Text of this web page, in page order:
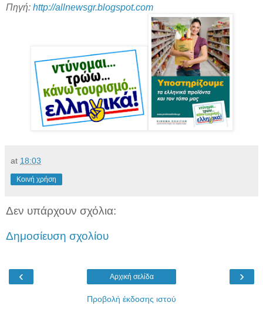
Πηγή: http://allnewsgr.blogspot.com
at 18:03
Κοινή χρήση
Δεν υπάρχουν σχόλια:
Δημοσίευση σχολίου
‹ ›
Αρχική σελίδα
Προβολή έκδοσης ιστού